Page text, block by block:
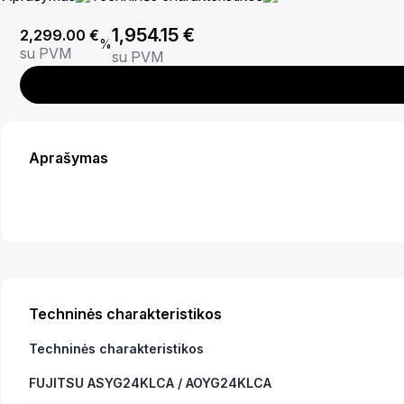
2,299.00 €
su PVM
%1,954.15 €
su PVM
Aprašymas
Techninės charakteristikos
Techninės charakteristikos
FUJITSU ASYG24KLCA / AOYG24KLCA